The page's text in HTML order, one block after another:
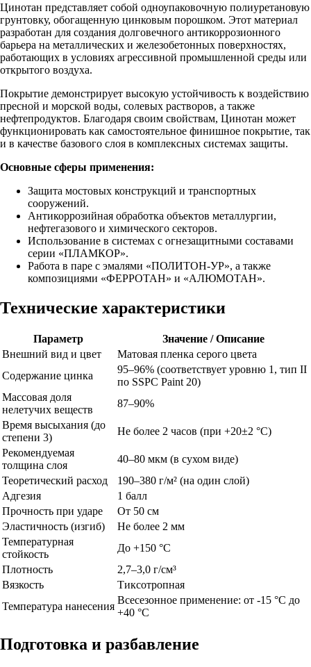
Цинотан представляет собой одноупаковочную полиуретановую
грунтовку, обогащенную цинковым порошком. Этот материал
разработан для создания долговечного антикоррозионного
барьера на металлических и железобетонных поверхностях,
работающих в условиях агрессивной промышленной среды или
открытого воздуха.
Покрытие демонстрирует высокую устойчивость к воздействию
пресной и морской воды, солевых растворов, а также
нефтепродуктов. Благодаря своим свойствам, Цинотан может
функционировать как самостоятельное финишное покрытие, так
и в качестве базового слоя в комплексных системах защиты.
Основные сферы применения:
Защита мостовых конструкций и транспортных
сооружений.
Антикоррозийная обработка объектов металлургии,
нефтегазового и химического секторов.
Использование в системах с огнезащитными составами
серии «ПЛАМКОР».
Работа в паре с эмалями «ПОЛИТОН-УР», а также
композициями «ФЕРРОТАН» и «АЛЮМОТАН».
Технические характеристики
Параметр
Значение / Описание
Внешний вид и цвет
Матовая пленка серого цвета
Содержание цинка
95–96% (соответствует уровню 1, тип II
по SSPC Paint 20)
Массовая доля
нелетучих веществ
87–90%
Время высыхания (до
степени 3)
Не более 2 часов (при +20±2 °C)
Рекомендуемая
толщина слоя
40–80 мкм (в сухом виде)
Теоретический расход
190–380 г/м² (на один слой)
Адгезия
1 балл
Прочность при ударе
От 50 см
Эластичность (изгиб)
Не более 2 мм
Температурная
стойкость
До +150 °C
Плотность
2,7–3,0 г/см³
Вязкость
Тиксотропная
Температура нанесения
Всесезонное применение: от -15 °C до
+40 °C
Подготовка и разбавление